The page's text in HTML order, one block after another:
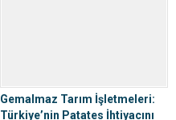
Gemalmaz Tarım İşletmeleri:
Türkiye’nin Patates İhtiyacını